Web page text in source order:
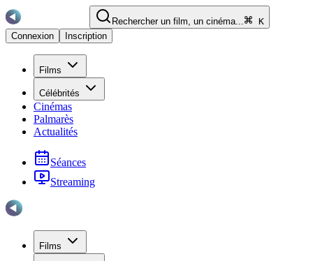
Rechercher un film, un cinéma...
K
Connexion
Inscription
Films
Célébrités
Cinémas
Palmarès
Actualités
Séances
Streaming
Films